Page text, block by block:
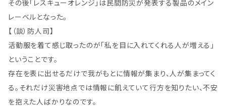
その後「レスキューオレンジ」は民間防災が発表する製品のメイン
レーベルとなった。
【（談）防人司】
活動服を着て感じ取ったのが「私を目に入れてくれる人が増える」
ということです。
存在を表に出せるだけで我がもとに情報が集まり、人が集まってく
る。それだけ災害地点では情報に飢えていて行方を知りたい、不安
を抱えた人ばかりなのです。